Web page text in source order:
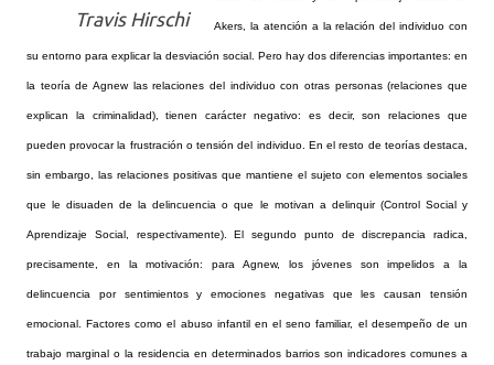
Travis Hirschi Akers, la atención a la relación del individuo con
su entorno para explicar la desviación social. Pero hay dos diferencias importantes: en
la teoría de Agnew las relaciones del individuo con otras personas (relaciones que
explican la criminalidad), tienen carácter negativo: es decir, son relaciones que
pueden provocar la frustración o tensión del individuo. En el resto de teorías destaca,
sin embargo, las relaciones positivas que mantiene el sujeto con elementos sociales
que le disuaden de la delincuencia o que le motivan a delinquir (Control Social y
Aprendizaje Social, respectivamente). El segundo punto de discrepancia radica,
precisamente, en la motivación: para Agnew, los jóvenes son impelidos a la
delincuencia por sentimientos y emociones negativas que les causan tensión
emocional. Factores como el abuso infantil en el seno familiar, el desempeño de un
trabajo marginal o la residencia en determinados barrios son indicadores comunes a